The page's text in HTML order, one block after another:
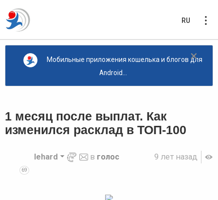
RU
×
Мобильные приложения кошелька и блогов для
Android...
1 месяц после выплат. Как
изменился расклад в ТОП-100
9 лет назад
69
lehard в голос